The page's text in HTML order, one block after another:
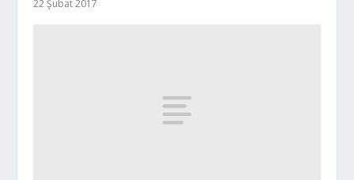
22 Şubat 2017